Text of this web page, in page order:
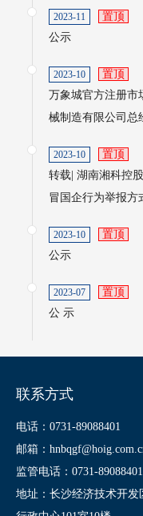
2023-11
置顶
公示
2023-10
置顶
万象城官方注册市
械制造有限公司总
2023-10
置顶
转载| 湖南湘科控
冒国企行为举报方
2023-10
置顶
公示
2023-07
置顶
公 示
联系方式
电话：0731-89088401
邮箱：
监管电话：0731-89088401
地址：长沙经济技术开